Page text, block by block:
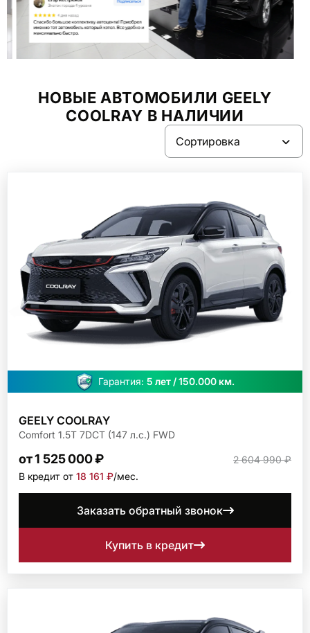
НОВЫЕ АВТОМОБИЛИ GEELY
COOLRAY В НАЛИЧИИ
Гарантия: 5 лет / 150.000 км.
GEELY COOLRAY
Comfort 1.5T 7DCT (147 л.с.) FWD
от 1 525 000 ₽
2 604 990 ₽
В кредит от 18 161 ₽/мec.
Заказать обратный звонок
Купить в кредит